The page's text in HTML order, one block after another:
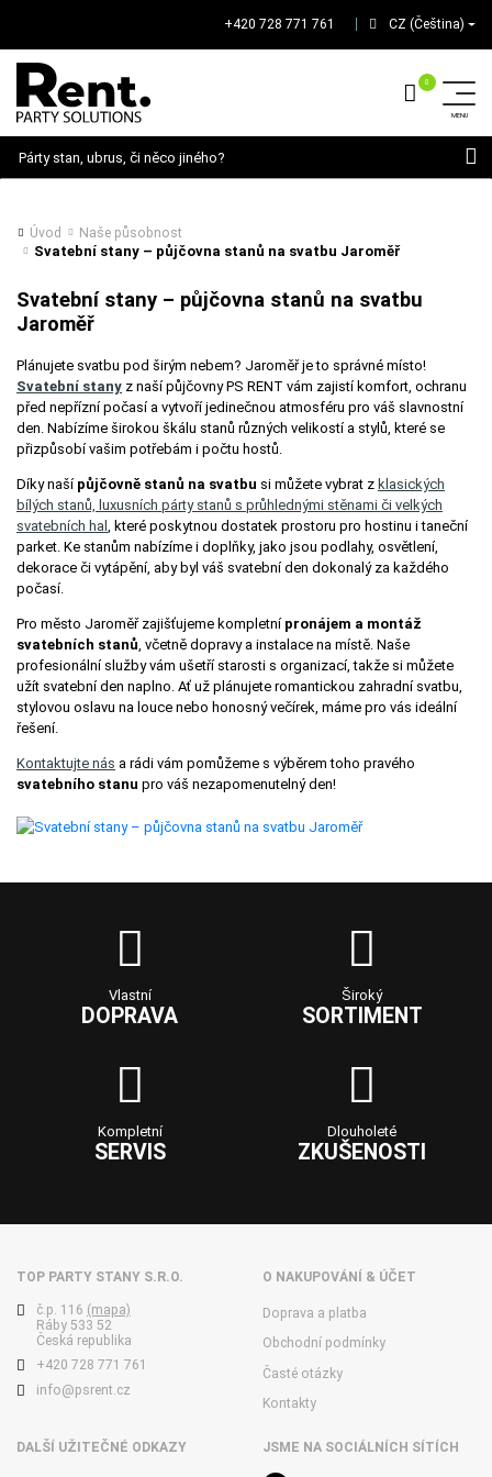
+420 728 771 761 CZ (Čeština)
Úvod Naše působnost
Svatební stany – půjčovna stanů na svatbu Jaroměř
Svatební stany – půjčovna stanů na svatbu
Jaroměř
Plánujete svatbu pod širým nebem? Jaroměř je to správné místo!
Svatební stany z naší půjčovny PS RENT vám zajistí komfort, ochranu
před nepřízní počasí a vytvoří jedinečnou atmosféru pro váš slavnostní
den. Nabízíme širokou škálu stanů různých velikostí a stylů, které se
přizpůsobí vašim potřebám i počtu hostů.
Díky naší půjčovně stanů na svatbu si můžete vybrat z klasických
bílých stanů, luxusních párty stanů s průhlednými stěnami či velkých
svatebních hal , které poskytnou dostatek prostoru pro hostinu i taneční
parket. Ke stanům nabízíme i doplňky, jako jsou podlahy, osvětlení,
dekorace či vytápění, aby byl váš svatební den dokonalý za každého
počasí.
Pro město Jaroměř zajišťujeme kompletní pronájem a montáž
svatebních stanů , včetně dopravy a instalace na místě. Naše
profesionální služby vám ušetří starosti s organizací, takže si můžete
užít svatební den naplno. Ať už plánujete romantickou zahradní svatbu,
stylovou oslavu na louce nebo honosný večírek, máme pro vás ideální
řešení.
Kontaktujte nás a rádi vám pomůžeme s výběrem toho pravého
svatebního stanu pro váš nezapomenutelný den!
Vlastní
DOPRAVA
Široký
SORTIMENT
Kompletní
SERVIS
Dlouholeté
ZKUŠENOSTI
TOP PARTY STANY S.R.O.
č.p. 116 (mapa)
Ráby 533 52
Česká republika
+420 728 771 761
info@psrent.cz
O NAKUPOVÁNÍ & ÚČET
Doprava a platba
Obchodní podmínky
Časté otázky
Kontakty
DALŠÍ UŽITEČNÉ ODKAZY JSME NA SOCIÁLNÍCH SÍTÍCH